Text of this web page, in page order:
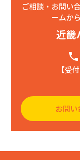
ご相談・お問い
ームか
近
phone
【受
お問い